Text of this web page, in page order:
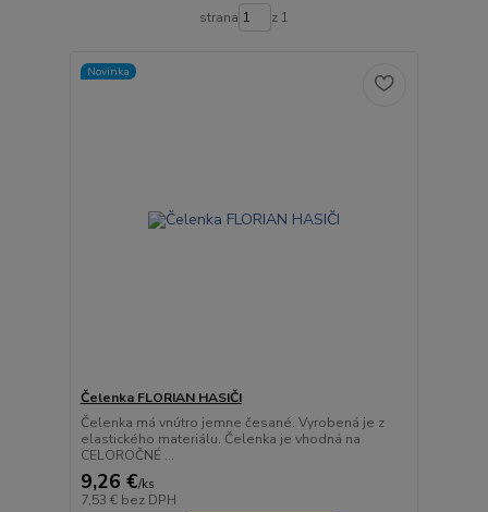
strana z 1
Novinka
Čelenka FLORIAN HASIČI
Čelenka má vnútro jemne česané. Vyrobená je z
elastického materiálu. Čelenka je vhodná na
CELOROČNÉ ...
9,26 €/ks
7,53 € bez DPH